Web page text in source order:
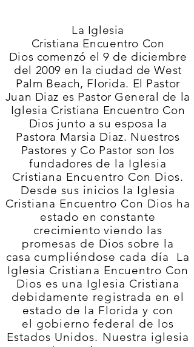
La Iglesia
Cristiana Encuentro Con
Dios comenzó el 9 de diciembre
del 2009 en la ciudad de West
Palm Beach, Florida. El Pastor
Juan Diaz es Pastor General de la
Iglesia Cristiana Encuentro Con
Dios junto a su esposa la
Pastora Marsia Diaz. Nuestros
Pastores y Co Pastor son los
fundadores de la Iglesia
Cristiana Encuentro Con Dios.
Desde sus inicios la Iglesia
Cristiana Encuentro Con Dios ha
estado en constante
crecimiento viendo las
promesas de Dios sobre la
casa cumpliéndose cada día La
Iglesia Cristiana Encuentro Con
Dios es una Iglesia Cristiana
debidamente registrada en el
estado de la Florida y con
el gobierno federal de los
Estados Unidos. Nuestra iglesia